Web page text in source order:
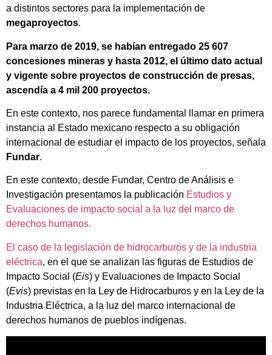
a distintos sectores para la implementación de
megaproyectos.
Para marzo de 2019, se habían entregado 25 607
concesiones mineras y hasta 2012, el último dato actual
y vigente sobre proyectos de construcción de presas,
ascendía a 4 mil 200 proyectos.
En este contexto, nos parece fundamental llamar en primera
instancia al Estado mexicano respecto a su obligación
internacional de estudiar el impacto de los proyectos, señala
Fundar.
En este contexto, desde Fundar, Centro de Análisis e
Investigación presentamos la publicación Estudios y
Evaluaciones de impacto social a la luz del marco de
derechos humanos.
El caso de la legislación de hidrocarburos y de la industria
eléctrica, en el que se analizan las figuras de Estudios de
Impacto Social (Eis) y Evaluaciones de Impacto Social
(Evis) previstas en la Ley de Hidrocarburos y en la Ley de la
Industria Eléctrica, a la luz del marco internacional de
derechos humanos de pueblos indígenas.